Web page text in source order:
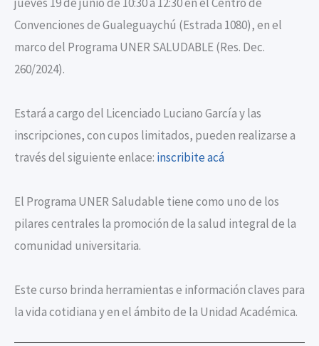
Convenciones de Gualeguaychú (Estrada 1080), en el
marco del Programa UNER SALUDABLE (Res. Dec.
260/2024).
Estará a cargo del Licenciado Luciano García y las
inscripciones, con cupos limitados, pueden realizarse a
través del siguiente enlace: inscribite acá
El Programa UNER Saludable tiene como uno de los
pilares centrales la promoción de la salud integral de la
comunidad universitaria.
Este curso brinda herramientas e información claves para
la vida cotidiana y en el ámbito de la Unidad Académica.